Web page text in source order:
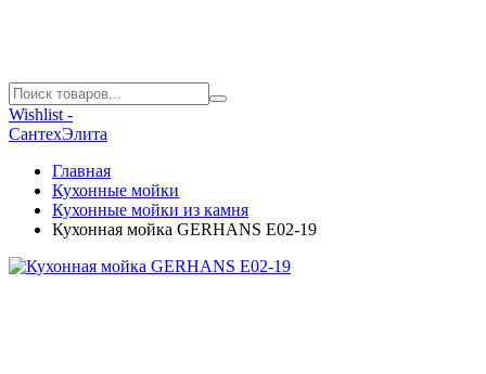
Wishlist -
СантехЭлита
Главная
Кухонные мойки
Кухонные мойки из камня
Кухонная мойка GERHANS E02-19